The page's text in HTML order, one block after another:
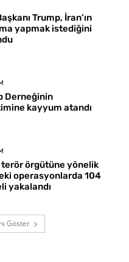
Trump, İran’ın
yapmak istediğini
Derneğinin
kayyum atandı
terör örgütüne yönelik
operasyonlarda 104
yakalandı
Göster